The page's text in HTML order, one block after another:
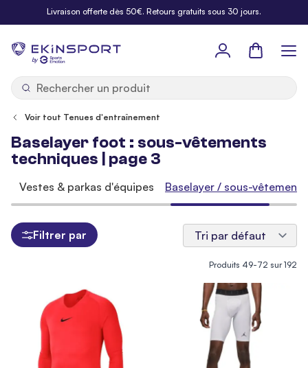
Allez au contenuLivraison offerte dès 50€. Retours gratuits sous 30 jours.
by
Panier
Voir tout Tenues d'entraînement
Baselayer foot : sous-vêtements
techniques | page 3
Produits 49-72 sur192
Vestes & parkas d'équipes Baselayer / sous-
Filtrer par